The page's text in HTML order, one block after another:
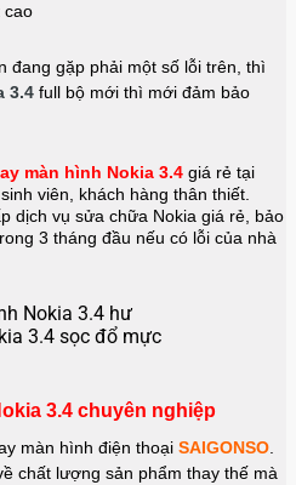
cao
đang gặp phải một số lỗi trên, thì
3.4 full bộ mới thì mới đảm bảo
màn hình Nokia 3.4 giá rẻ tại
viên, khách hàng thân thiết.
dịch vụ sửa chữa Nokia giá rẻ, bảo
3 tháng đầu nếu có lỗi của nhà
3.4 sọc đổ mực
3.4 chuyên nghiệp
màn hình điện thoại SAIGONSO.
chất lượng sản phẩm thay thế mà